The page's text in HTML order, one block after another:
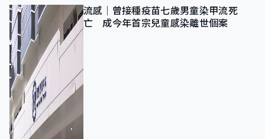
流感｜曾接種疫苗七歲男童染甲流死
亡 成今年首宗兒童感染離世個案